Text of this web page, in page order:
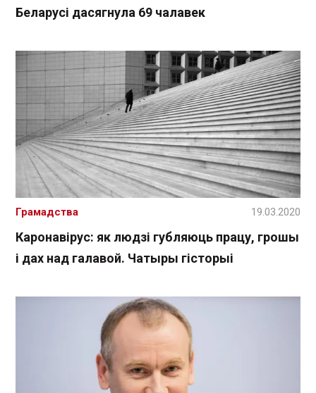
Беларусі дасягнула 69 чалавек
Каронавірус: як людзі губляюць працу, грошы
і дах над галавой. Чатыры гісторыі
Грамадства 19.03.2020